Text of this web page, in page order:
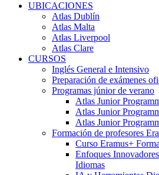
UBICACIONES
Atlas Dublín
Atlas Malta
Atlas Liverpool
Atlas Clare
CURSOS
Inglés General e Intensivo
Preparación de exámenes
Programas júnior de verano
Atlas Junior
Atlas Junior
Atlas Junior
Formación de profesores
Curso Eramus+
Enfoques
Idiomas